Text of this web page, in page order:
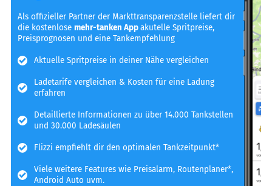
Als offizieller Partner der Markttransparenzstelle liefert dir
die kostenlosemehr-tanken Appakutelle Spritpreise,
Preisprognosen und eine Tankempfehlung
Aktuelle Spritpreise in deiner Nähe vergleichen
Ladetarife vergleichen & Kosten für eine Ladung
erfahren
Detaillierte Informationen zu über 14.000 Tankstellen
und 30.000 Ladesäulen
Flizzi empfiehlt dir den optimalen Tankzeitpunkt*
Viele weitere Features wie Preisalarm, Routenplaner*,
Android Auto uvm.